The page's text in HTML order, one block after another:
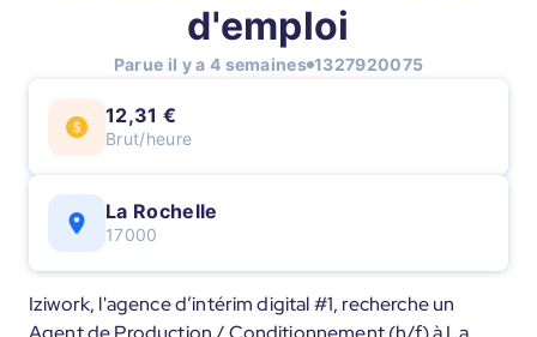
d'emploi
Parue il y a 4 semaines 1327920075
12,31 €
Brut/heure
La Rochelle
17000
Iziwork, l'agence d’intérim digital #1, recherche un